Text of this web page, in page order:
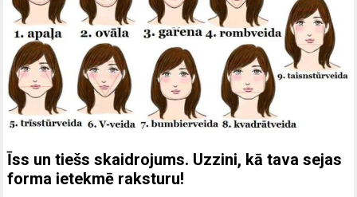
Īss un tiešs skaidrojums. Uzzini, kā tava sejas
forma ietekmē raksturu!